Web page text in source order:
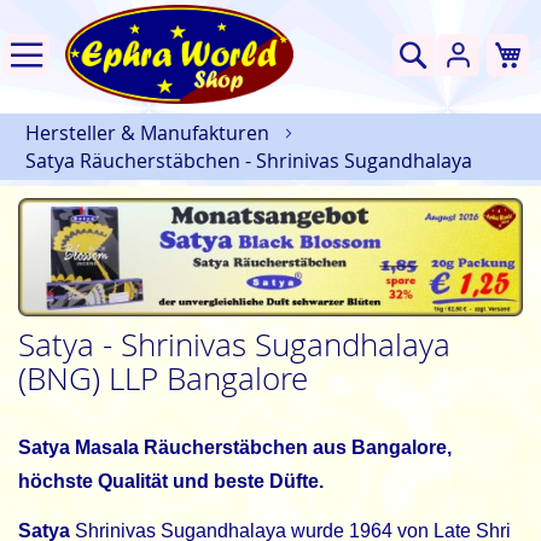
Suche
Hersteller & Manufakturen
Satya Räucherstäbchen - Shrinivas Sugandhalaya
Satya - Shrinivas Sugandhalaya
(BNG) LLP Bangalore
Satya Masala Räucherstäbchen aus Bangalore,
höchste Qualität und beste Düfte.
Satya Shrinivas Sugandhalaya wurde 1964 von Late Shri